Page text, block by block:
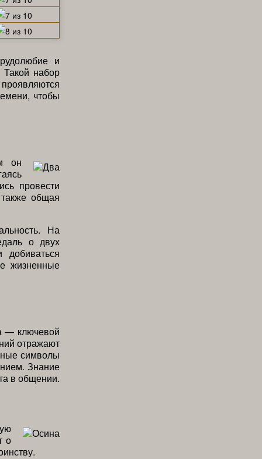
и
Такой набор
чтобы
он
провести
общая
На
о двух
жизненные
— ключевой
отражают
символы
Знание
в общении.
о